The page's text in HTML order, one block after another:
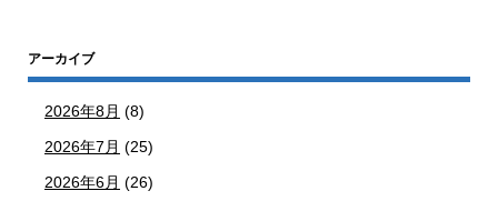
アーカイブ
2026年8月 (8)
2026年7月 (25)
2026年6月 (26)